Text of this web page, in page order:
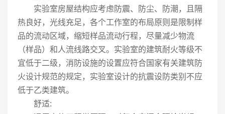
实验室房屋结构应考虑防震、防尘、防潮，且隔
热良好，光线充足，各个工作室的布局原则是限制样
品的流动区域，缩短样品流动行程，尽量减少物流
（样品）和人流线路交叉。实验室的建筑耐火等级不
宜低于二级，消防设施的设置应符合国家有关建筑防
火设计规范的规定，实验室设计的抗震设防类别不应
低于乙类建筑。
舒适: